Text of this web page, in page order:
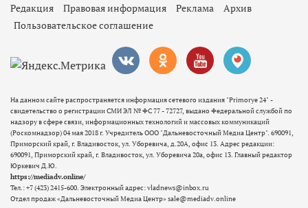
Редакция Правовая информация Реклама
Архив
Пользовательское соглашение
На данном сайте распространяется информация сетевого издания "Primorye 24" -
свидетельство о регистрации СМИ ЭЛ № ФС 77 - 72727, выдано Федеральной службой по
надзору в сфере связи, информационных технологий и массовых коммуникаций
(Роскомнадзор) 04 мая 2018 г. Учредитель ООО "Дальневосточный Медиа Центр". 690091,
Приморский край, г. Владивосток, ул. Уборевича, д.20А, офис 13. Адрес редакции:
690091, Приморский край, г. Владивосток, ул. Уборевича 20а, офис 13. Главный редактор
Юркевич Д.Ю.
https://mediadv.online/
Тел.: +7 (423) 2415-600. Электронный адрес: vladnews@inbox.ru
Отдел продаж «Дальневосточный Медиа Центр» sale@mediadv.online